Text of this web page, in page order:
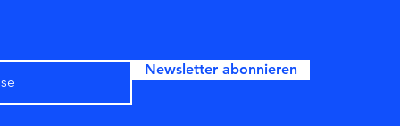
Newsletter abonnieren